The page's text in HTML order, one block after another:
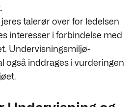
talerør over for ledelsen
interesser i forbindelse med
Undervisningsmiljø-
også inddrages i vurderingen